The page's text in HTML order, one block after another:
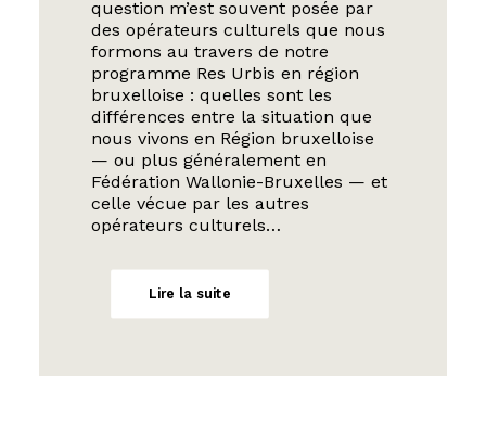
question m’est souvent posée par
des opérateurs culturels que nous
formons au travers de notre
programme Res Urbis en région
bruxelloise : quelles sont les
différences entre la situation que
nous vivons en Région bruxelloise
— ou plus généralement en
Fédération Wallonie-Bruxelles — et
celle vécue par les autres
opérateurs culturels…
Lire la suite